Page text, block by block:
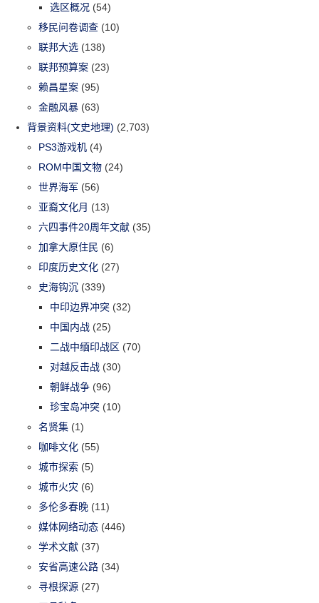
选区概况 (54)
移民问卷调查 (10)
联邦大选 (138)
联邦预算案 (23)
赖昌星案 (95)
金融风暴 (63)
背景资料(文史地理) (2,703)
PS3游戏机 (4)
ROM中国文物 (24)
世界海军 (56)
亚裔文化月 (13)
六四事件20周年文献 (35)
加拿大原住民 (6)
印度历史文化 (27)
史海钩沉 (339)
中印边界冲突 (32)
中国内战 (25)
二战中缅印战区 (70)
对越反击战 (30)
朝鲜战争 (96)
珍宝岛冲突 (10)
名贤集 (1)
咖啡文化 (55)
城市探索 (5)
城市火灾 (6)
多伦多春晚 (11)
媒体网络动态 (446)
学术文献 (37)
安省高速公路 (34)
寻根探源 (27)